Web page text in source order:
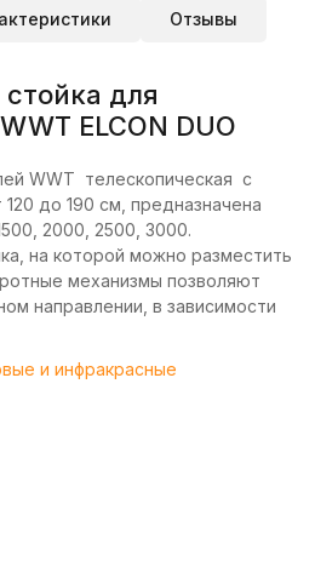
Отзывы
для
ELCON DUO
WWT телескопическая с
до 190 см, предназначена
2000, 2500, 3000.
на которой можно разместить
механизмы позволяют
направлении, в зависимости
и инфракрасные